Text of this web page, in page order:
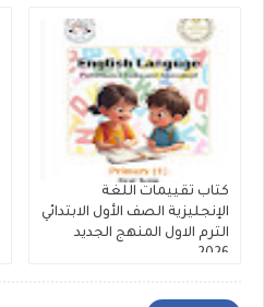
كتاب تقييمات اللغة
الإنجليزية الصف الأول الابتدائي
الترم الاول المنهج الجديد
2026